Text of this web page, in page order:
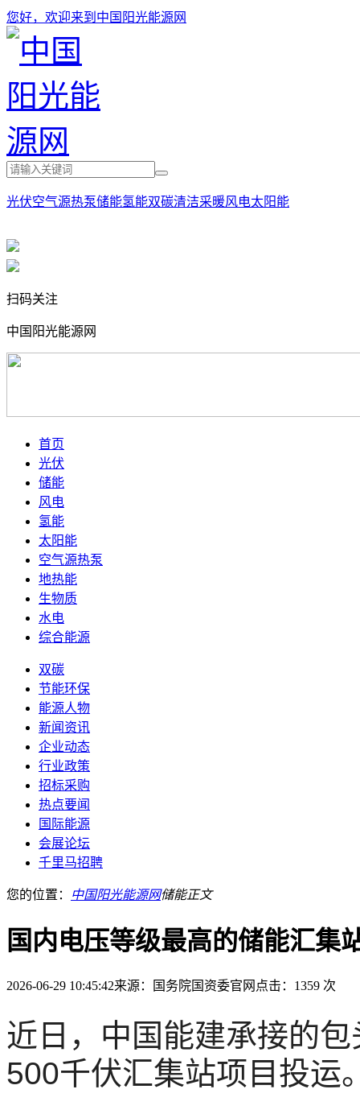
您好，欢迎来到中国阳光能源网
光伏空气源热泵储能氢能双碳清洁采暖风电太阳能
扫码关注
中国阳光能源网
首页
光伏
储能
风电
氢能
太阳能
空气源热泵
地热能
生物质
水电
综合能源
双碳
节能环保
能源人物
新闻资讯
企业动态
行业政策
招标采购
热点要闻
国际能源
会展论坛
千里马招聘
您的位置： 中国阳光能源网储能正文
国内电压等级最高的储能汇集
2026-06-29 10:45:42来源：国务院国资委官网 点击：1359 次
近日，中国能建承接的
500千伏汇集站项目投运